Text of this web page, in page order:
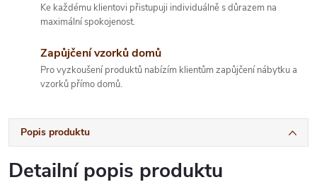
Ke každému klientovi přistupuji individuálně s důrazem na
maximální spokojenost.
Zapůjčení vzorků domů
Pro vyzkoušení produktů nabízím klientům zapůjčení nábytku a
vzorků přímo domů.
Popis produktu
Detailní popis produktu